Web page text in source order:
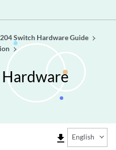
Switch Hardware Guide
file_download English